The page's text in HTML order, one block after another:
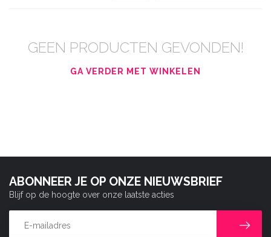
GEEN PRODUCTEN GEVONDEN!
GA VERDER MET WINKELEN
ABONNEER JE OP ONZE NIEUWSBRIEF
Blijf op de hoogte over onze laatste acties